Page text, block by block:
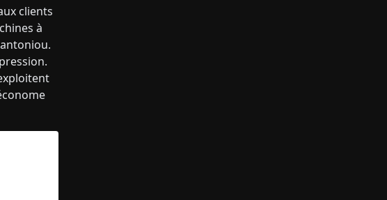
clients
à